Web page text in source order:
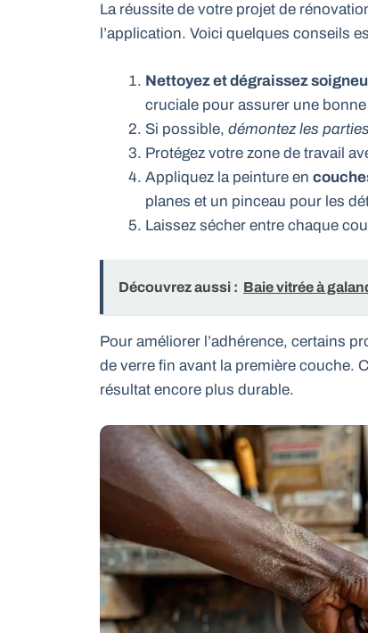
La réussite de votre projet de
l’application. Voici quelques conseils
Nettoyez et dégraissez
cruciale pour assurer une
Si possible, démontez les
Protégez votre zone de travail
Appliquez la peinture en
planes et un pinceau pour les
Laissez sécher entre chaque
Découvrez aussi : Baie vitrée à
Pour améliorer l’adhérence, certains
de verre fin avant la première couche.
résultat encore plus durable.